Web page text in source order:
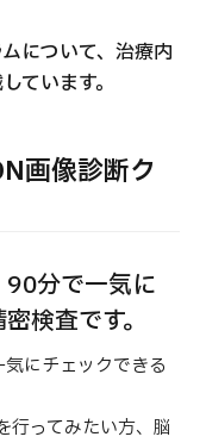
南鎌倉総合病院）
について、治療内
ています。
画像診断ク
分で一気に
検査です。
にチェックできる
行ってみたい方、脳